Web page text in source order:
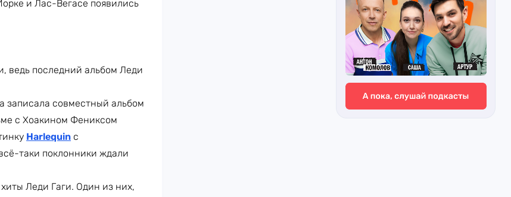
и Лас-Вегасе появились
ведь последний альбом Леди
записала совместный альбом
с Хоакином Фениксом
Harlequin с
таки поклонники ждали
Леди Гаги. Один из них,